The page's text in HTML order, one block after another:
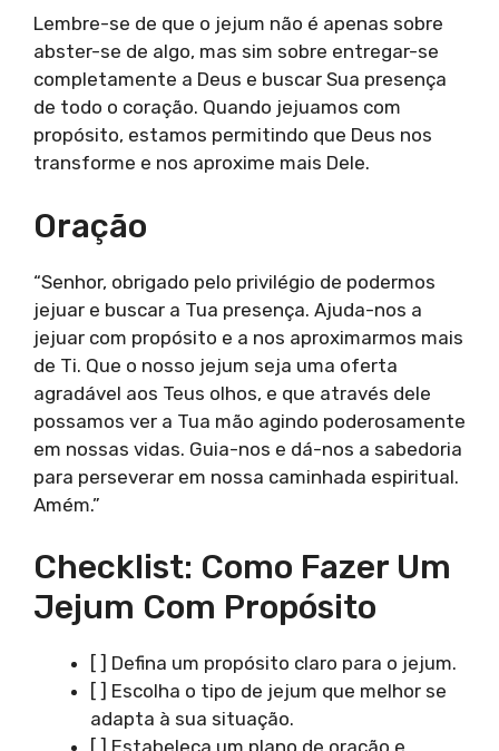
Lembre-se de que o jejum não é apenas sobre
abster-se de algo, mas sim sobre entregar-se
completamente a Deus e buscar Sua presença
de todo o coração. Quando jejuamos com
propósito, estamos permitindo que Deus nos
transforme e nos aproxime mais Dele.
Oração
“Senhor, obrigado pelo privilégio de podermos
jejuar e buscar a Tua presença. Ajuda-nos a
jejuar com propósito e a nos aproximarmos mais
de Ti. Que o nosso jejum seja uma oferta
agradável aos Teus olhos, e que através dele
possamos ver a Tua mão agindo poderosamente
em nossas vidas. Guia-nos e dá-nos a sabedoria
para perseverar em nossa caminhada espiritual.
Amém.”
Checklist: Como Fazer Um
Jejum Com Propósito
[ ] Defina um propósito claro para o jejum.
[ ] Escolha o tipo de jejum que melhor se
adapta à sua situação.